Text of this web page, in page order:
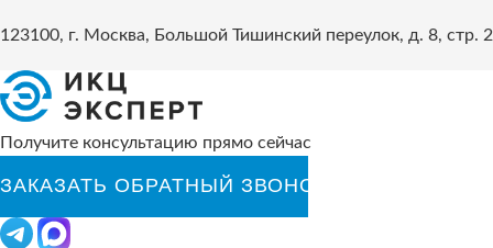
123100, г. Москва, Большой Тишинский переулок, д. 8, стр. 2
Получите консультацию прямо сейчас